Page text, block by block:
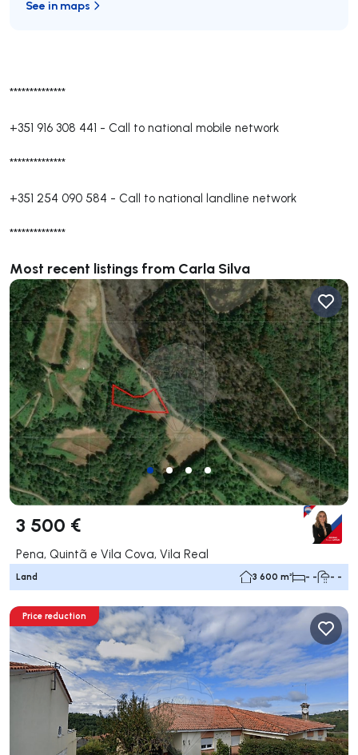
**************
+351 916 308 441 - Call to national mobile network
**************
+351 254 090 584 - Call to national landline network
**************
Most recent listings from Carla Silva
3 500 €
Pena, Quintã e Vila Cova, Vila Real
Land 3 600 m² - - - -
Price reduction
See in maps